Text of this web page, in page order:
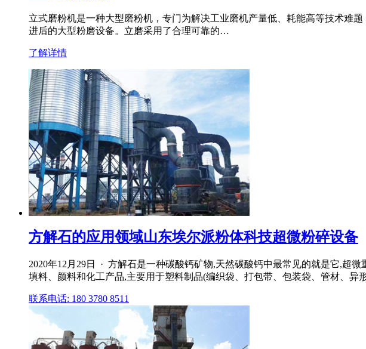
立式磨粉机是一种大型磨粉机，专门为解决工业磨机产量低、耗能高等技术难
进后的大型粉磨设备。立磨采用了合理可靠的…
了解详情
方解石的应用领域山东埃尔派粉体科技超微粉碎设备
2020年12月29日 · 方解石是一种碳酸钙矿物,天然碳酸钙中最常见的就是它,超
填料、颜料和化工产品,主要用于塑料制品(编织袋、打包带、包装袋、管材、异
联系电话: 180 3780 8511